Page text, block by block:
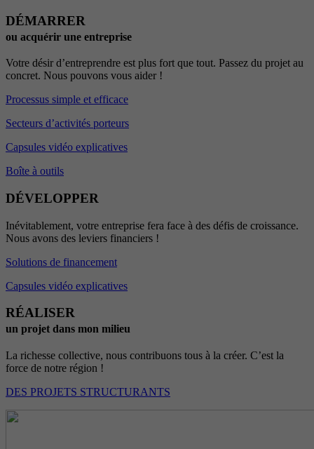
DÉMARRER
ou acquérir une entreprise
Votre désir d’entreprendre est plus fort que tout. Passez du projet au
concret. Nous pouvons vous aider !
Processus simple et efficace
Secteurs d’activités porteurs
Capsules vidéo explicatives
Boîte à outils
DÉVELOPPER
Inévitablement, votre entreprise fera face à des défis de croissance.
Nous avons des leviers financiers !
Solutions de financement
Capsules vidéo explicatives
RÉALISER
un projet dans mon milieu
La richesse collective, nous contribuons tous à la créer. C’est la
force de notre région !
DES PROJETS STRUCTURANTS